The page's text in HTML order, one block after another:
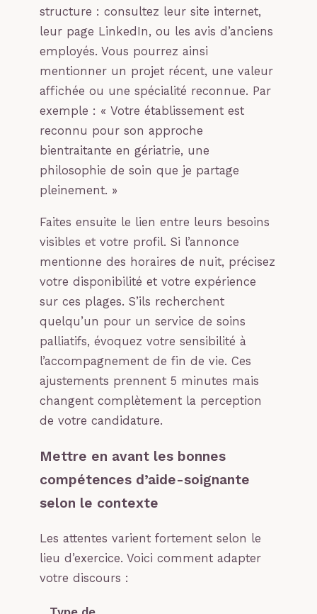
structure : consultez leur site internet,
leur page LinkedIn, ou les avis d’anciens
employés. Vous pourrez ainsi
mentionner un projet récent, une valeur
affichée ou une spécialité reconnue. Par
exemple : « Votre établissement est
reconnu pour son approche
bientraitante en gériatrie, une
philosophie de soin que je partage
pleinement. »
Faites ensuite le lien entre leurs besoins
visibles et votre profil. Si l’annonce
mentionne des horaires de nuit, précisez
votre disponibilité et votre expérience
sur ces plages. S’ils recherchent
quelqu’un pour un service de soins
palliatifs, évoquez votre sensibilité à
l’accompagnement de fin de vie. Ces
ajustements prennent 5 minutes mais
changent complètement la perception
de votre candidature.
Mettre en avant les bonnes
compétences d’aide-soignante
selon le contexte
Les attentes varient fortement selon le
lieu d’exercice. Voici comment adapter
votre discours :